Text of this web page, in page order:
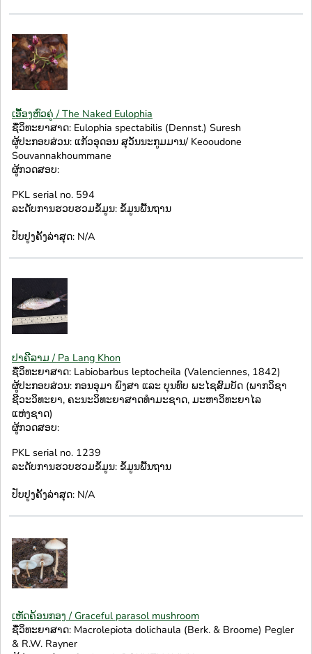
ເອື້ອງຫົວຄູ່ / The Naked Eulophia
ຊື່ວິທະຍາສາດ: Eulophia spectabilis (Dennst.) Suresh
ຜູ້ປະກອບສ່ວນ: ແກ້ວອຸດອນ ສຸວັນນະກູມມານ/ Keooudone
Souvannakhoummane
ຜູ້ກວດສອບ:
PKL serial no. 594
ລະດັບການຮວບຮວມຂໍ້ມູນ: ຂໍ້ມູນພື້ນຖານ
ປັບປູງຄັ້ງລ່າສຸດ: N/A
ປາຄີລາມ / Pa Lang Khon
ຊື່ວິທະຍາສາດ: Labiobarbus leptocheila (Valenciennes, 1842)
ຜູ້ປະກອບສ່ວນ: ກອນອຸມາ ພົງສາ ແລະ ບຸນທົບ ພະໄຊສົມບັດ (ພາກວິຊາ
ຊີວະວິທະຍາ, ຄະນະວິທະຍາສາດທຳມະຊາດ, ມະຫາວິທະຍາໄລ
ແຫ່ງຊາດ)
ຜູ້ກວດສອບ:
PKL serial no. 1239
ລະດັບການຮວບຮວມຂໍ້ມູນ: ຂໍ້ມູນພື້ນຖານ
ປັບປູງຄັ້ງລ່າສຸດ: N/A
ເຫັດຄ້ອນກອງ / Graceful parasol mushroom
ຊື່ວິທະຍາສາດ: Macrolepiota dolichaula (Berk. & Broome) Pegler
& R.W. Rayner